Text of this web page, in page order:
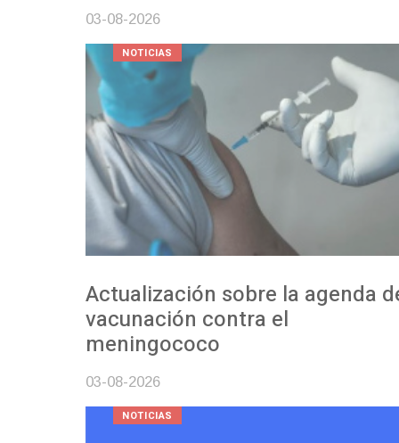
03-08-2026
Actualización sobre la agenda de
vacunación contra el
meningococo
03-08-2026
NOTICIAS